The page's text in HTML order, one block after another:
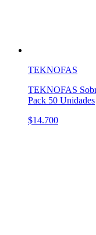
TEKNOFAS
TEKNOFAS
Pack 50 Unidades
$14.700